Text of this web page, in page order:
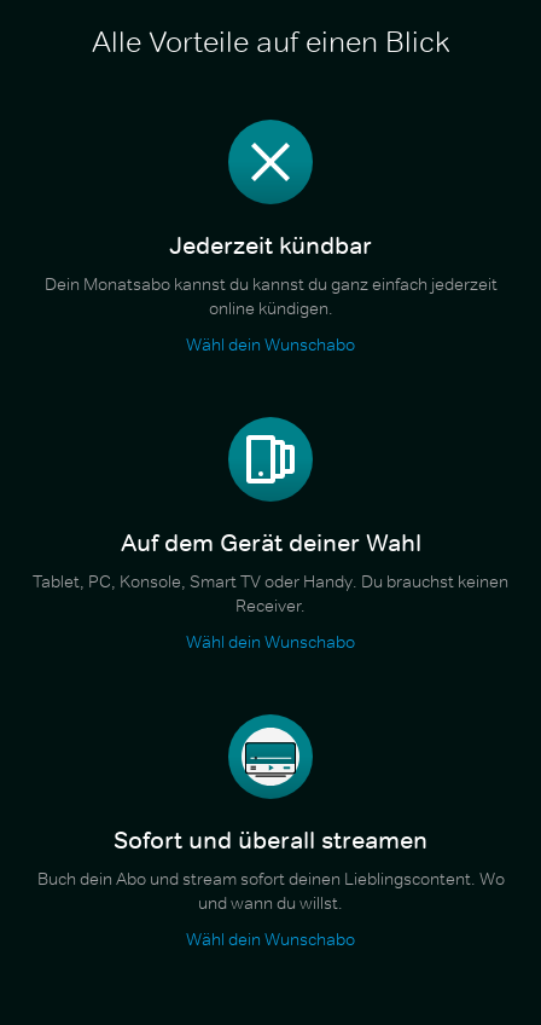
Alle Vorteile auf einen Blick
Jederzeit kündbar
Dein Monatsabo kannst du kannst du ganz einfach jederzeit
online kündigen.
Wähl dein Wunschabo
Auf dem Gerät deiner Wahl
Tablet, PC, Konsole, Smart TV oder Handy. Du brauchst keinen
Receiver.
Wähl dein Wunschabo
Sofort und überall streamen
Buch dein Abo und stream sofort deinen Lieblingscontent. Wo
und wann du willst.
Wähl dein Wunschabo